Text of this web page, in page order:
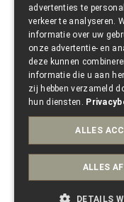
4 +
© Copyright
advertenties te
verkeer te analyseren.
informatie over uw
onze advertentie- en
deze kunnen
informatie die u aan
zij hebben verzameld
hun diensten.
ALLES
ALLES
DETAILS